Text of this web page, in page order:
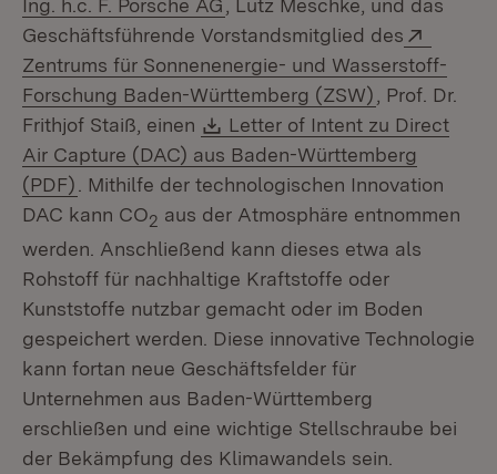
Ing. h.c. F. Porsche AG
, Lutz Meschke, und das
Geschäftsführende Vorstandsmitglied des
Zentrums für Sonnenenergie- und Wasserstoff-
Forschung Baden-Württemberg (ZSW) (Öffnet in
, Prof. Dr.
Frithjof Staiß, einen
Download:
Letter of Intent zu Direct
Air Capture (DAC) aus Baden-Württemberg
(PDF) (Öffnet in neuem Fenster)
. Mithilfe der technologischen Innovation
DAC kann CO2 aus der Atmosphäre entnommen
werden. Anschließend kann dieses etwa als
Rohstoff für nachhaltige Kraftstoffe oder
Kunststoffe nutzbar gemacht oder im Boden
gespeichert werden. Diese innovative Technologie
kann fortan neue Geschäftsfelder für
Unternehmen aus Baden-Württemberg
erschließen und eine wichtige Stellschraube bei
der Bekämpfung des Klimawandels sein.